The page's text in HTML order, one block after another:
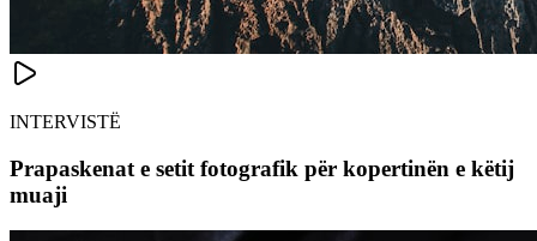
INTERVISTË
Prapaskenat e setit fotografik për kopertinën e këtij
muaji